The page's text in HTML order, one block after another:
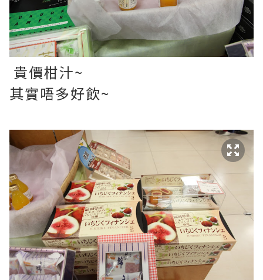
貴價柑汁~
其實唔多好飲~